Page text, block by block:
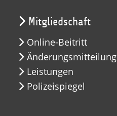
Mitgliedschaft
Online-Beitritt
Änderungsmitteilung
Leistungen
Polizeispiegel